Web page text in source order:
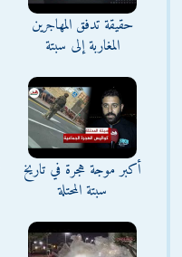
حقيقة تدفق المهاجرين
المغاربة إلى سبتة
أكبر موجة هجرة في تاريخ
سبتة المحتلة